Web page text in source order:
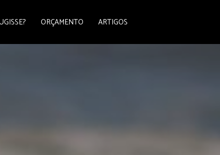
ORÇAMENTO ARTIGOS